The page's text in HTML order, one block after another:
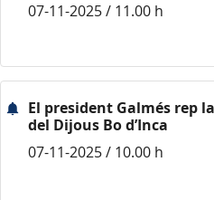
07-11-2025 / 11.00 h
El president Galmés rep
del Dijous Bo d’Inca
07-11-2025 / 10.00 h